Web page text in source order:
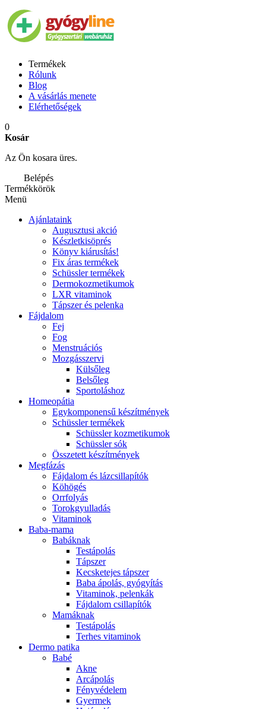
Termékek
Rólunk
Blog
A vásárlás menete
Elérhetőségek
0
Kosár
Az Ön kosara üres.
Belépés
Termékkörök
Menü
Ajánlataink
Augusztusi akció
Készletkisöprés
Könyv kiárusítás!
Fix áras termékek
Schüssler termékek
Dermokozmetikumok
LXR vitaminok
Tápszer és pelenka
Fájdalom
Fej
Fog
Menstruációs
Mozgásszervi
Külsőleg
Belsőleg
Sportoláshoz
Homeopátia
Egykomponensű készítmények
Schüssler termékek
Schüssler kozmetikumok
Schüssler sók
Összetett készítmények
Megfázás
Fájdalom és lázcsillapítók
Köhögés
Orrfolyás
Torokgyulladás
Vitaminok
Baba-mama
Babáknak
Testápolás
Tápszer
Kecsketejes tápszer
Baba ápolás, gyógyítás
Vitaminok, pelenkák
Fájdalom csillapítók
Mamáknak
Testápolás
Terhes vitaminok
Dermo patika
Babé
Akne
Arcápolás
Fényvédelem
Gyermek